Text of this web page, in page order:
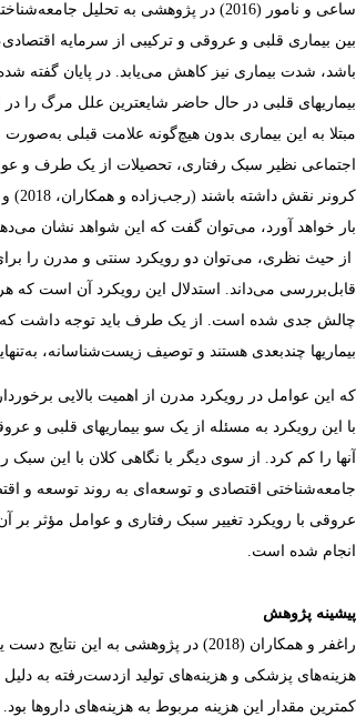
ساعی و نامور (2016) در پژوهشی به تحلیل جامعه‌شناختی بیماری قلبی و عروقی ناظر بر افزایش بیماریهای قلبی و عروقی در شهر بوشهر پرداختند و دریافتند که
بین بیماری قلبی و عروقی و ترکیبی از سرمایه
باشد، شدت بیماری نیز کاهش می‌یابد. در پایان گفته
بیماریهای قلبی در حال حاضر شایعترین علل مرگ را در
مبتلا به این بیماری بدون هیچ‌گونه علامت قبلی به‌صورت
اجتماعی نظیر سبک رفتاری، تحصیلات از یک طرف و
کرونر نقش داشته باشند (رجب‌زاده و همکاران، 2018) و از آن‌جا که
بار خواهد آورد، می‌توان گفت که این شواهد نشان می‌دهد
از حیث نظری، می‌توان دو رویکرد سنتی و مدرن را
قابل‌بررسی میداند. استدلال این رویکرد آن است که
چالش جدی شده است. از یک طرف باید توجه داشت که
بیماریها چندبعدی هستند و توصیف زیست‌شناسانه،
که این عوامل در رویکرد مدرن از اهمیت بالایی
با این رویکرد به مسئله از یک سو بیماریهای قلبی و
آنها را کم کرد. از سوی دیگر با نگاهی کلان با این
جامعه‌شناختی اقتصادی و توسعه‌ای به روند توسعه و
عروقی با رویکرد تغییر سبک رفتاری و عوامل مؤثر بر
انجام شده است.
پیشینه پژوهش
راغفر و همکاران (2018) در پژوهشی به این نتایج دست
کمترین مقدار این هزینه مربوط به هزینه‌های داروها بود.